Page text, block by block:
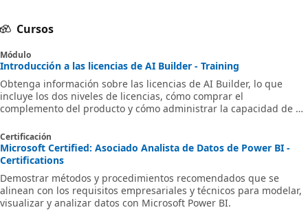
Cursos
Módulo
Introducción a las licencias de AI Builder - Training
Obtenga información sobre las licencias de AI Builder, lo que
incluye los dos niveles de licencias, cómo comprar el
complemento del producto y cómo administrar la capacidad de AI
Certificación
Microsoft Certified: Asociado Analista de Datos de Power BI -
Certifications
Demostrar métodos y procedimientos recomendados que se
alinean con los requisitos empresariales y técnicos para modelar,
visualizar y analizar datos con Microsoft Power BI.